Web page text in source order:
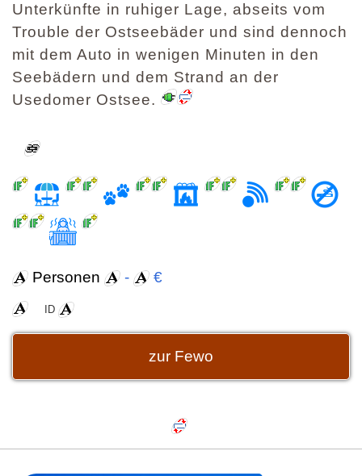
Unterkünfte in ruhiger Lage, abseits vom
Trouble der Ostseebäder und sind dennoch
mit dem Auto in wenigen Minuten in den
Seebädern und dem Strand an der
Usedomer Ostsee.
Personen - €
ID
zur Fewo